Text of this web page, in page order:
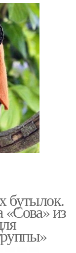
бутылок.
«Сова» из